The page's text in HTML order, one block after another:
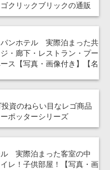
クリックブリックの通販
パンホテル 実際泊まった共
・廊下・レストラン・プー
ス【写真・画像付き】【名
資のねらい目なレゴ商品
ポッターシリーズ
ル 実際泊まった客室の中
レ！子供部屋！【写真・画